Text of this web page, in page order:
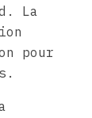
La
pour